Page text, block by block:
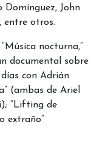
Domínguez, John
entre otros.
nocturna,”
documental sobre
con Adrián
(ambas de Ariel
“Lifting de
extraño”